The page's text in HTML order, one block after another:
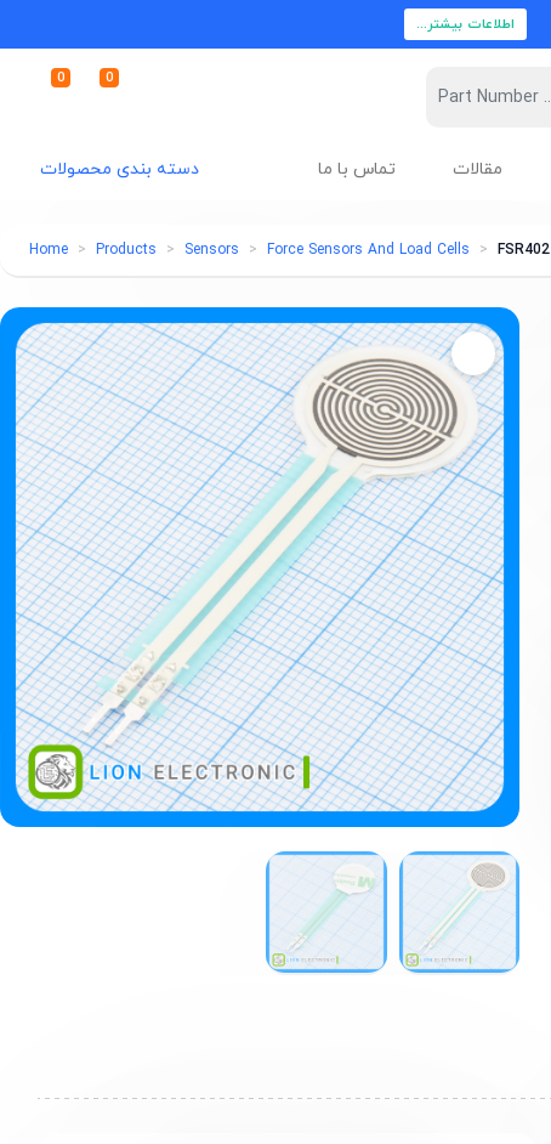
اطلاعات بیشتر...
0 0
دسته بندی محصولات مقالات تماس با ما
Home Products Sensors Force Sensors And Load Cells FSR402